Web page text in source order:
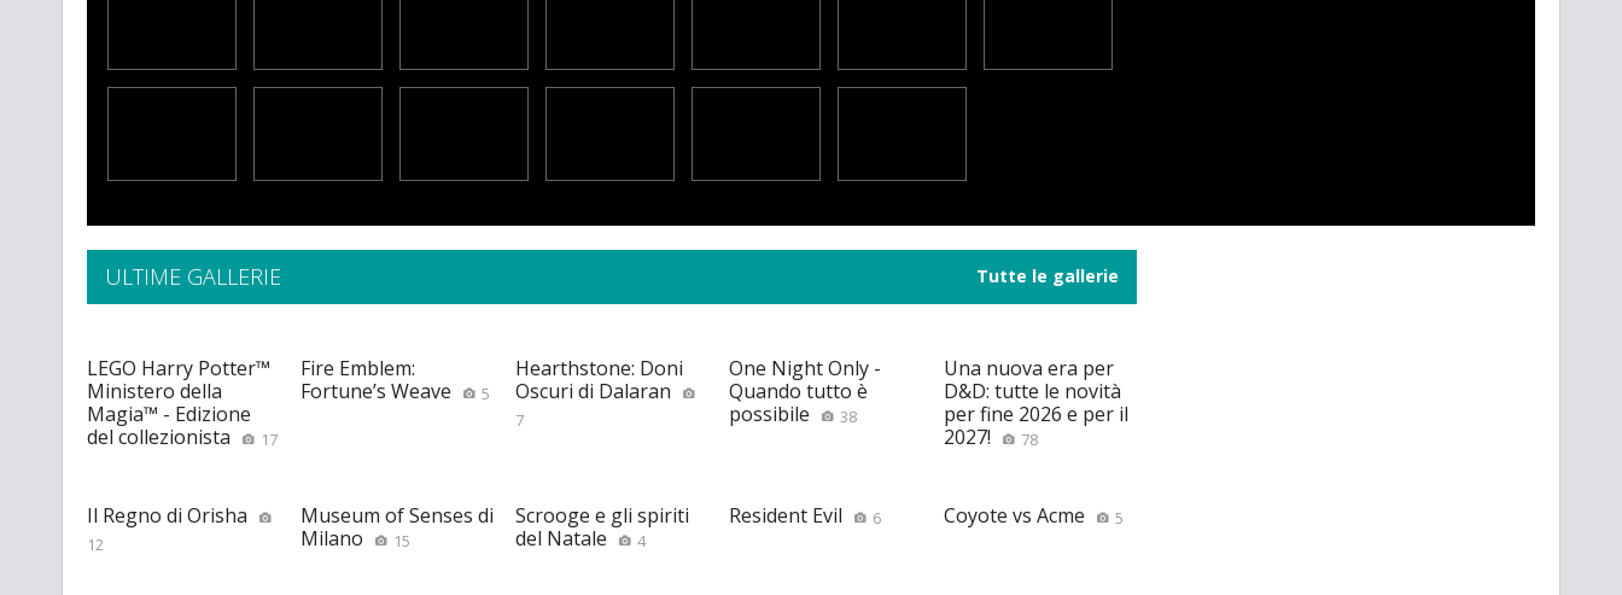
ULTIME GALLERIE Tutte le gallerie
LEGO Harry Potter™
Ministero della
Magia™ - Edizione
del collezionista
17
Fire Emblem:
Fortune’s Weave
5
Hearthstone: Doni
Oscuri di Dalaran
7
One Night Only -
Quando tutto è
possibile
38
Una nuova era per
D&D: tutte le novità
per fine 2026 e per il
2027!
78
Il Regno di Orisha
12
Museum of Senses di
Milano
15
Scrooge e gli spiriti
del Natale
4
Resident Evil 6 Coyote vs Acme 5